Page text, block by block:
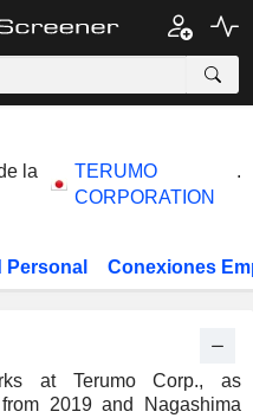
la
TERUMO
CORPORATION
.
Personal Conexiones
at Terumo Corp., as
2019 and Nagashima